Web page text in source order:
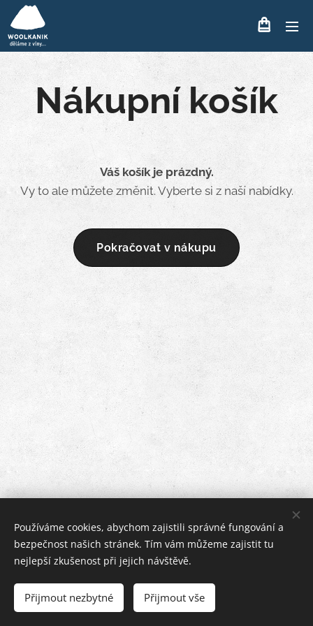
Nákupní košík
Váš košík je prázdný.
Vy to ale můžete změnit. Vyberte si z naší nabídky.
Pokračovat v nákupu
Jazyky
Používáme cookies, abychom zajistili správné fungování a
bezpečnost našich stránek. Tím vám můžeme zajistit tu
nejlepší zkušenost při jejich návštěvě.
Přijmout nezbytné Přijmout vše